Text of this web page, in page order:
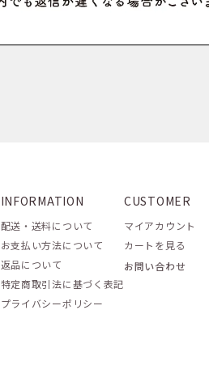
INFORMATION
配送・送料について
お支払い方法について
返品について
特定商取引法に基づく表記
プライバシーポリシー
CUSTOMER
マイアカウント
カートを見る
お問い合わせ